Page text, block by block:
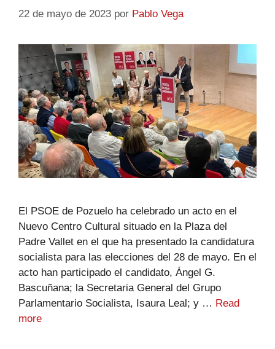
22 de mayo de 2023 por Pablo Vega
El PSOE de Pozuelo ha celebrado un acto en el
Nuevo Centro Cultural situado en la Plaza del
Padre Vallet en el que ha presentado la candidatura
socialista para las elecciones del 28 de mayo. En el
acto han participado el candidato, Ángel G.
Bascuñana; la Secretaria General del Grupo
Parlamentario Socialista, Isaura Leal; y … Read
more